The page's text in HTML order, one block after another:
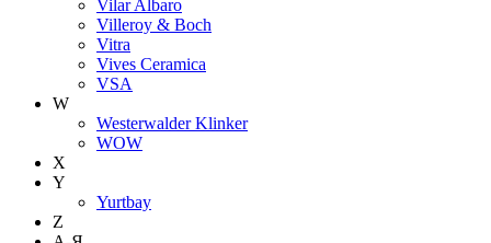
Vilar Albaro
Villeroy & Boch
Vitra
Vives Ceramica
VSA
W
Westerwalder Klinker
WOW
X
Y
Yurtbay
Z